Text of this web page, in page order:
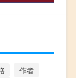
作者